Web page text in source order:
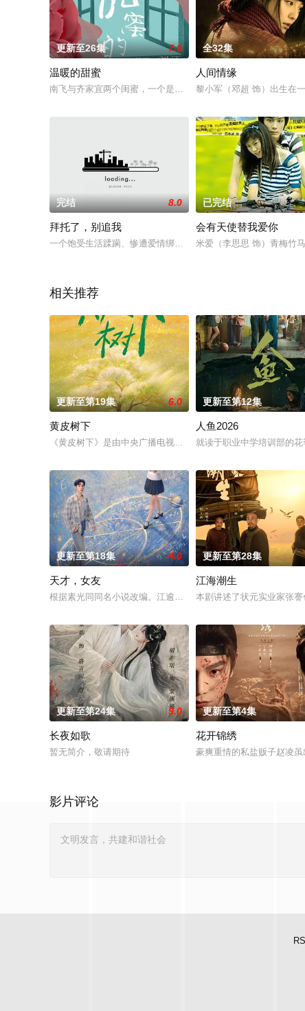
更新至26集 7.0
温暖的甜蜜
南飞与齐家宜两个闺蜜，一个是留学归来的整容重建医生，出
全32集
人间情缘
黎小军（邓超 饰）出生在
完结 8.0
拜托了，别追我
一个饱受生活蹂躏、惨遭爱情绑架的小演员沈青青，偶然进入
已完结
会有天使替我爱你
米爱（李思思 饰）青梅竹
相关推荐
更新至第19集 6.0
黄皮树下
《黄皮树下》是由中央广播电视总台农业农村节目中心联合中
更新至第12集
人鱼2026
就读于职业中学培训部的
更新至第18集 4.0
天才，女友
根据素光同同名小说改编。江逾白长大以后，林知夏忽然对他说
更新至第28集
江海潮生
本剧讲述了状元实业家张
更新至第24集 9.0
长夜如歌
暂无简介，敬请期待
更新至第4集
花开锦绣
豪爽重情的私盐贩子赵凌
影片评论